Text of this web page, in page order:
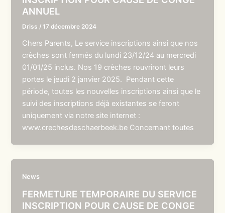
ANNUEL
Driss /17 décembre 2024
Chers Parents, Le service inscriptions ainsi que nos
crèches sont fermés du lundi 23/12/24 au mercredi
01/01/25 inclus. Nos 19 crèches rouvriront leurs
portes le jeudi 2 janvier 2025. Pendant cette
période, toutes les nouvelles inscriptions ainsi que le
suivi des inscriptions déjà existantes se feront
uniquement via notre site internet :
www.crechesdeschaerbeek.be Concernant toutes
News
FERMETURE TEMPORAIRE DU SERVICE
INSCRIPTION POUR CAUSE DE CONGE